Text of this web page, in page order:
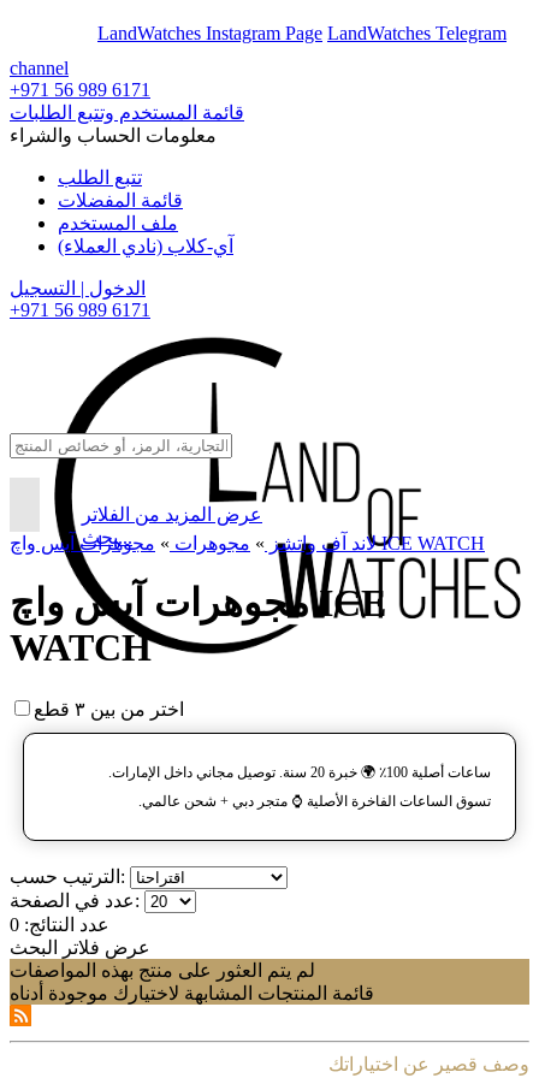
LandWatches Instagram Page LandWatches Telegram
channel
+971 56 989 6171
قائمة المستخدم وتتبع الطلبات
معلومات الحساب والشراء
تتبع الطلب
قائمة المفضلات
ملف المستخدم
آي-كلاب (نادي العملاء)
الدخول | التسجيل
+971 56 989 6171
عرض المزيد من الفلاتر
بحث...
لاند آف واتشز » مجوهرات » مجوهرات آیس واچ ICE WATCH
مجوهرات آیس واچ ICE
WATCH
اختر من بين ٣ قطع
ساعات أصلية 100٪ 🌍 خبرة 20 سنة. توصيل مجاني داخل الإمارات.
تسوق الساعات الفاخرة الأصلية ⌚️ متجر دبي + شحن عالمي.
الترتيب حسب:
عدد في الصفحة:
عدد النتائج: 0
عرض فلاتر البحث
لم يتم العثور على منتج بهذه المواصفات
قائمة المنتجات المشابهة لاختيارك موجودة أدناه
وصف قصير عن اختياراتك